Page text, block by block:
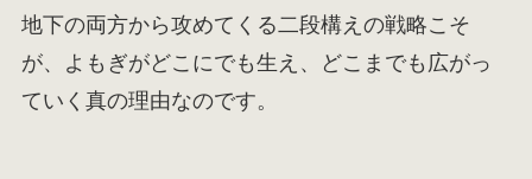
地下の両方から攻めてくる二段構えの戦略こそ
が、よもぎがどこにでも生え、どこまでも広がっ
ていく真の理由なのです。